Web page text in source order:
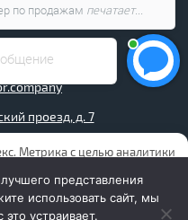
17-04
проезд, д. 7
Упонор
Метрика с целью аналитики
(ОГРН 1177746064649)
и пользовательских данных.
обрабатывались, просим
представления
использовать сайт, мы
это устраивает.
по продажам печатает...